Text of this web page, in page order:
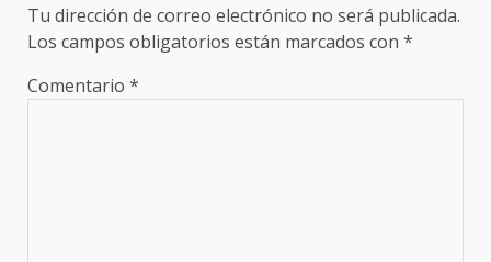
Tu dirección de correo electrónico no será publicada.
Los campos obligatorios están marcados con *
Comentario *